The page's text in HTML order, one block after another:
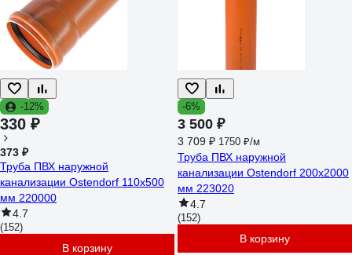
-12%
330 ₽
373 ₽
Труба ПВХ наружной
канализации Ostendorf 110х500
мм 220000
4.7
(152)
В корзину
-6%
3 500 ₽
3 709 ₽ 1750 ₽/м
Труба ПВХ наружной
канализации Ostendorf 200х2000
мм 223020
4.7
(152)
В корзину